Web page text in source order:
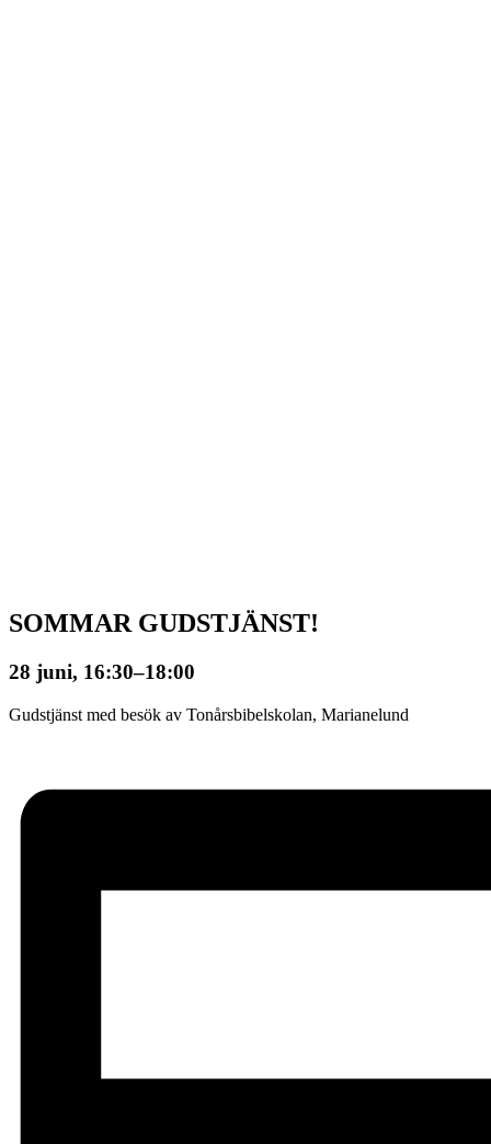
SOMMAR GUDSTJÄNST!
28 juni, 16:30–18:00
Gudstjänst med besök av Tonårsbibelskolan, Marianelund